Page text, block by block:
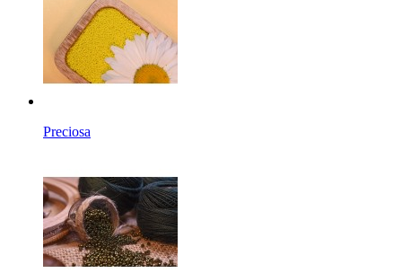
Preciosa